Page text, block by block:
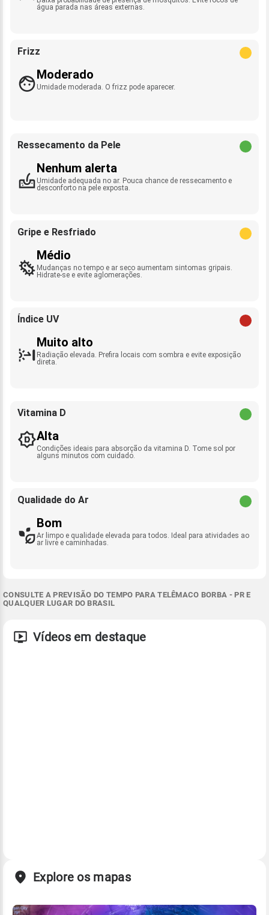
água parada nas áreas externas.
Frizz
Moderado
Umidade moderada. O frizz pode aparecer.
Ressecamento da Pele
Nenhum alerta
Umidade adequada no ar. Pouca chance de ressecamento e
desconforto na pele exposta.
Gripe e Resfriado
Médio
Mudanças no tempo e ar seco aumentam sintomas gripais.
Hidrate-se e evite aglomerações.
Índice UV
Muito alto
Radiação elevada. Prefira locais com sombra e evite exposição
direta.
Vitamina D
Alta
Condições ideais para absorção da vitamina D. Tome sol por
alguns minutos com cuidado.
Qualidade do Ar
Bom
Ar limpo e qualidade elevada para todos. Ideal para atividades ao
ar livre e caminhadas.
CONSULTE A PREVISÃO DO TEMPO PARA TELÊMACO BORBA - PR E
QUALQUER LUGAR DO BRASIL
Vídeos em destaque
Explore os mapas